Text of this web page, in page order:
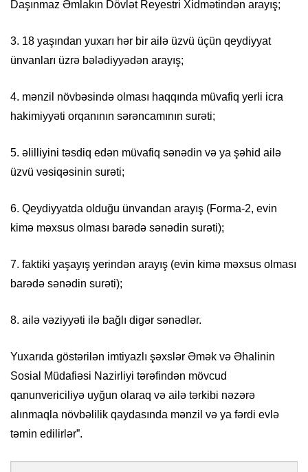
Daşınmaz Əmlakın Dövlət Reyestri Xidmətindən arayış;
3. 18 yaşından yuxarı hər bir ailə üzvü üçün qeydiyyat
ünvanları üzrə bələdiyyədən arayış;
4. mənzil növbəsində olması haqqında müvafiq yerli icra
hakimiyyəti orqanının sərəncamının surəti;
5. əlilliyini təsdiq edən müvafiq sənədin və ya şəhid ailə
üzvü vəsiqəsinin surəti;
6. Qeydiyyatda olduğu ünvandan arayış (Forma-2, evin
kimə məxsus olması barədə sənədin surəti);
7. faktiki yaşayış yerindən arayış (evin kimə məxsus olması
barədə sənədin surəti);
8. ailə vəziyyəti ilə bağlı digər sənədlər.
Yuxarıda göstərilən imtiyazlı şəxslər Əmək və Əhalinin
Sosial Müdafiəsi Nazirliyi tərəfindən mövcud
qanunvericiliyə uyğun olaraq və ailə tərkibi nəzərə
alınmaqla növbəlilik qaydasında mənzil və ya fərdi evlə
təmin edilirlər”.